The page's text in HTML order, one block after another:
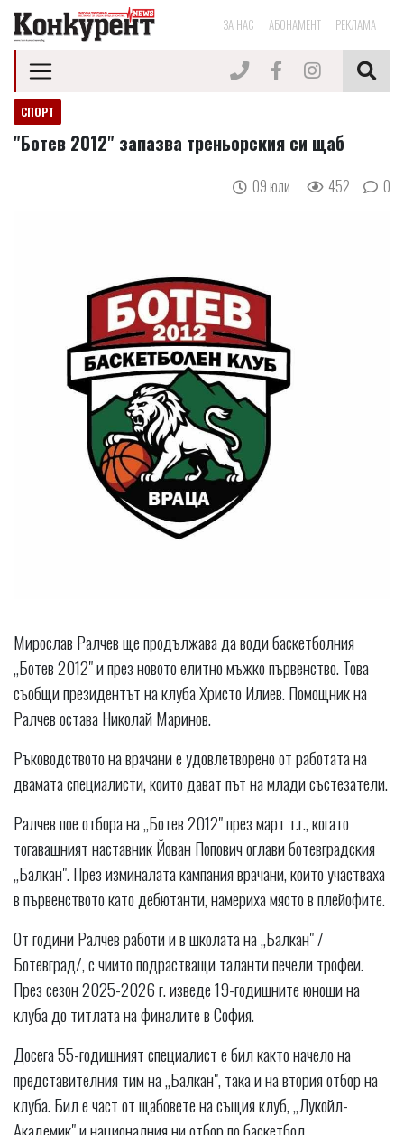
ЗА НАС АБОНАМЕНТ РЕКЛАМА
СПОРТ
"Ботев 2012" запазва треньорския си щаб
09 юли 452 0
Мирослав Ралчев ще продължава да води баскетболния
„Ботев 2012" и през новото елитно мъжко първенство. Това
съобщи президентът на клуба Христо Илиев. Помощник на
Ралчев остава Николай Маринов.
Ръководството на врачани е удовлетворено от работата на
двамата специалисти, които дават път на млади състезатели.
Ралчев пое отбора на „Ботев 2012" през март т.г., когато
тогавашният наставник Йован Попович оглави ботевградския
„Балкан". През изминалата кампания врачани, които участваха
в първенството като дебютанти, намериха място в плейофите.
От години Ралчев работи и в школата на „Балкан" /
Ботевград/, с чиито подрастващи таланти печели трофеи.
През сезон 2025-2026 г. изведе 19-годишните юноши на
клуба до титлата на финалите в София.
Досега 55-годишният специалист е бил както начело на
представителния тим на „Балкан", така и на втория отбор на
клуба. Бил е част от щабовете на същия клуб, „Лукойл-
Академик" и националния ни отбор по баскетбол